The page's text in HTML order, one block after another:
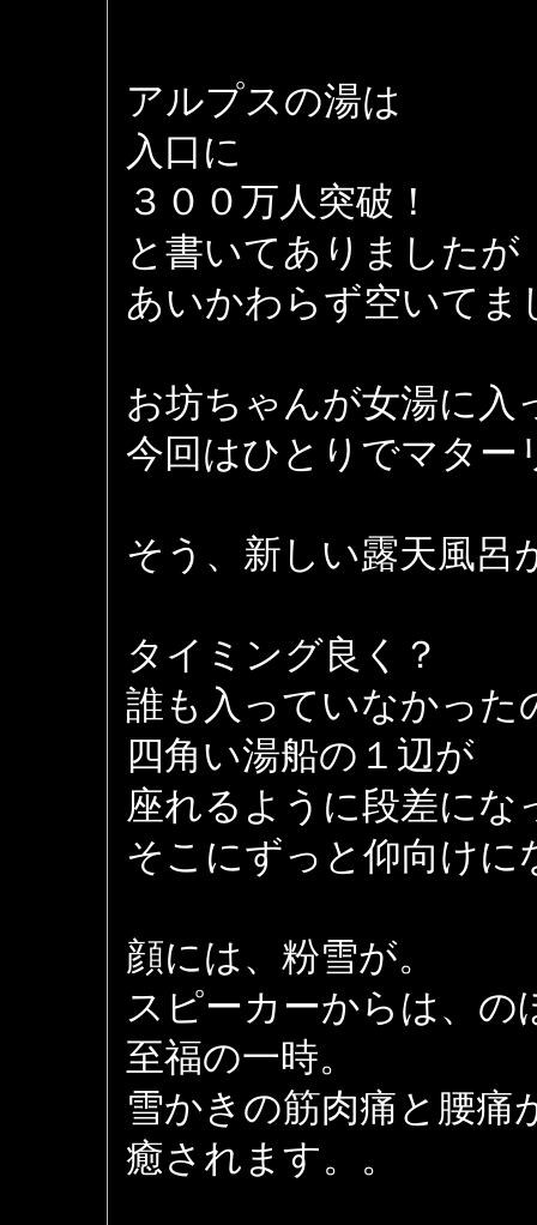
アルプスの湯は
入口に
３００万人突破！
と書いてありましたが
あいかわらず空いてま
お坊ちゃんが女湯に入
今回はひとりでマター
そう、新しい露天風呂
タイミング良く？
誰も入っていなかった
四角い湯船の１辺が
座れるように段差にな
そこにずっと仰向けに
顔には、粉雪が。
スピーカーからは、
至福の一時。
雪かきの筋肉痛と腰痛
癒されます。。